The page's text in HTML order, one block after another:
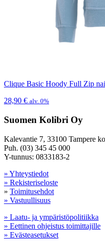
Clique Basic Hoody Full Zip
28,90 € alv. 0%
Suomen Kolibri Oy
Kalevantie 7, 33100 Tampere
Puh. (03) 345 45 000
Y-tunnus: 0833183-2
» Yhteystiedot
» Rekisteriseloste
» Toimitusehdot
» Vastuullisuus
» Laatu- ja ympäristöpolitiikka
» Eettinen ohjeistus toimittajille
» Evästeasetukset